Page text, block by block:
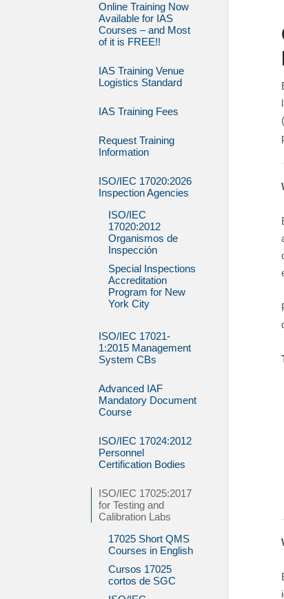
Online Training Now
Available for IAS
Courses – and Most
of it is FREE!!
IAS Training Venue
Logistics Standard
IAS Training Fees
Request Training
Information
ISO/IEC 17020:2026
Inspection Agencies
ISO/IEC
17020:2012
Organismos de
Inspección
Special Inspections
Accreditation
Program for New
York City
ISO/IEC 17021-
1:2015 Management
System CBs
Advanced IAF
Mandatory Document
Course
ISO/IEC 17024:2012
Personnel
Certification Bodies
ISO/IEC 17025:2017
for Testing and
Calibration Labs
17025 Short QMS
Courses in English
Cursos 17025
cortos de SGC